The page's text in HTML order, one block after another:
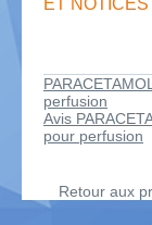
ET NOTICES
perfusion
Avis
pour perfusion
Retour aux